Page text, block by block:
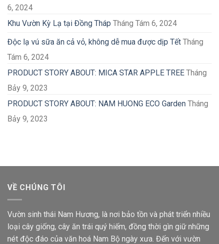
6, 2024
Khu Vườn Kỳ Lạ tại Đồng Tháp Tháng Tám 6, 2024
Độc lạ vú sữa ăn cả vỏ, không dễ mua được dịp Tết Tháng
Tám 6, 2024
PRODUCT STORY ABOUT: MICA STAR APPLE TREE Tháng
Bảy 9, 2023
PRODUCT STORY ABOUT: NAM HUONG ECO Garden Tháng
Bảy 9, 2023
VỀ CHÚNG TÔI
Vườn sinh thái Nam Hương, là nơi bảo tồn và phát triển nhiều
loại cây giống, cây ăn trái quý hiếm, đồng thời gìn giữ những
nét độc đáo của văn hoá Nam Bộ ngày xưa. Đến với vườn